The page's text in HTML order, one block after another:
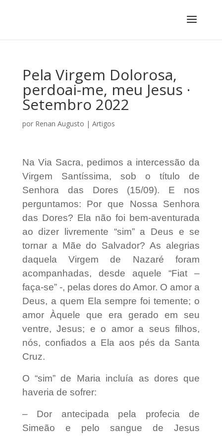
Pela Virgem Dolorosa,
perdoai-me, meu Jesus ·
Setembro 2022
por Renan Augusto | Artigos
Na Via Sacra, pedimos a intercessão da
Virgem Santíssima, sob o título de
Senhora das Dores (15/09). E nos
perguntamos: Por que Nossa Senhora
das Dores? Ela não foi bem-aventurada
ao dizer livremente “sim” a Deus e se
tornar a Mãe do Salvador? As alegrias
daquela Virgem de Nazaré foram
acompanhadas, desde aquele “Fiat –
faça-se” -, pelas dores do Amor. O amor a
Deus, a quem Ela sempre foi temente; o
amor Àquele que era gerado em seu
ventre, Jesus; e o amor a seus filhos,
nós, confiados a Ela aos pés da Santa
Cruz.
O “sim” de Maria incluía as dores que
haveria de sofrer:
– Dor antecipada pela profecia de
Simeão e pelo sangue de Jesus